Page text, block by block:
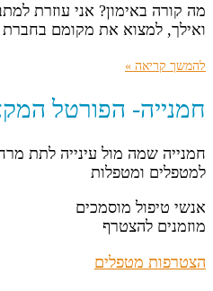
ואילך, למצוא את מקומם בחברת
להמשך קריאה »
חמנייה- הפורטל
חמנייה שמה מול עינייה לתת
למטפלים ומטפלות
אנשי טיפול מוסמכים
מוזמנים להצטרף
הצטרפות מטפלים